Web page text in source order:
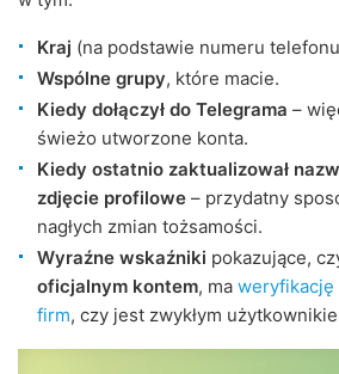
Kraj (na podstawie numeru
Wspólne grupy, które macie.
Kiedy dołączył do Telegrama –
świeżo utworzone konta.
Kiedy ostatnio zaktualizował
zdjęcie profilowe – przydatny
nagłych zmian tożsamości.
Wyraźne wskaźniki pokazujące,
oficjalnym kontem, ma weryfikację
firm, czy jest zwykłym